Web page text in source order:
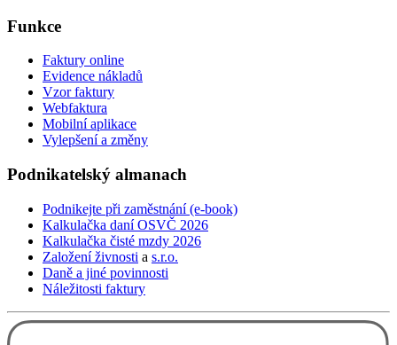
Funkce
Faktury online
Evidence nákladů
Vzor faktury
Webfaktura
Mobilní aplikace
Vylepšení a změny
Podnikatelský almanach
Podnikejte při zaměstnání (e-book)
Kalkulačka daní OSVČ 2026
Kalkulačka čisté mzdy 2026
Založení živnosti a s.r.o.
Daně a jiné povinnosti
Náležitosti faktury